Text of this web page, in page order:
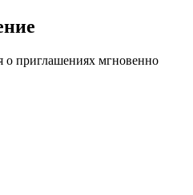
о приглашениях мгновенно